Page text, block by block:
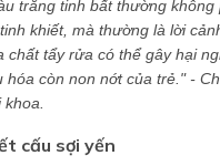
trắng tinh bất thường không
khiết, mà thường là lời
chất tẩy rửa có thể gây hại
hóa còn non nớt của trẻ."-
khoa.
cấu sợi yến